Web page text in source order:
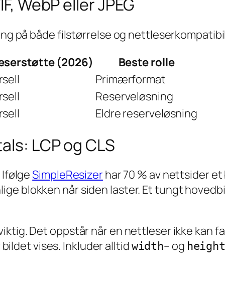
WebP eller JPEG
på både filstørrelse og
(2026)
Beste rolle
Primærformat
Reserveløsning
Eldre reserveløsning
LCP og CLS
IfølgeSimpleResizerhar 70 % av nettsider
blokken når siden laster. Et tungt
Det oppstår når en nettleser ikke kan
vises. Inkluder alltid width– og